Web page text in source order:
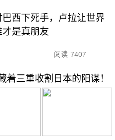
巴西下死手，卢拉让世界
才是真朋友
阅读 7407
着三重收割日本的阳谋！